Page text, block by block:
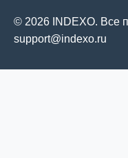
© 2026 INDEXO. Все
support@indexo.ru